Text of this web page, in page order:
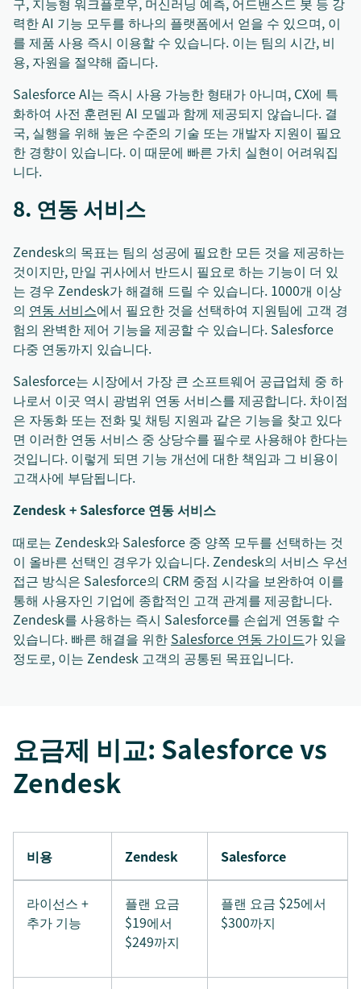
력한 AI 기능 모두를 하나의 플랫폼에서 얻을 수 있으며, 이
를 제품 사용 즉시 이용할 수 있습니다. 이는 팀의 시간, 비
용, 자원을 절약해 줍니다.
Salesforce AI는 즉시 사용 가능한 형태가 아니며, CX에 특
화하여 사전 훈련된 AI 모델과 함께 제공되지 않습니다. 결
국, 실행을 위해 높은 수준의 기술 또는 개발자 지원이 필요
한 경향이 있습니다. 이 때문에 빠른 가치 실현이 어려워집
니다.
8. 연동 서비스
Zendesk의 목표는 팀의 성공에 필요한 모든 것을 제공하는
것이지만, 만일 귀사에서 반드시 필요로 하는 기능이 더 있
는 경우 Zendesk가 해결해 드릴 수 있습니다. 1000개 이상
의 연동 서비스에서 필요한 것을 선택하여 지원팀에 고객 경
험의 완벽한 제어 기능을 제공할 수 있습니다. Salesforce
다중 연동까지 있습니다.
Salesforce는 시장에서 가장 큰 소프트웨어 공급업체 중 하
나로서 이곳 역시 광범위 연동 서비스를 제공합니다. 차이점
은 자동화 또는 전화 및 채팅 지원과 같은 기능을 찾고 있다
면 이러한 연동 서비스 중 상당수를 필수로 사용해야 한다는
것입니다. 이렇게 되면 기능 개선에 대한 책임과 그 비용이
고객사에 부담됩니다.
Zendesk + Salesforce 연동 서비스
때로는 Zendesk와 Salesforce 중 양쪽 모두를 선택하는 것
이 올바른 선택인 경우가 있습니다. Zendesk의 서비스 우선
접근 방식은 Salesforce의 CRM 중점 시각을 보완하여 이를
통해 사용자인 기업에 종합적인 고객 관계를 제공합니다.
Zendesk를 사용하는 즉시 Salesforce를 손쉽게 연동할 수
있습니다. 빠른 해결을 위한 Salesforce 연동 가이드가 있을
정도로, 이는 Zendesk 고객의 공통된 목표입니다.
요금제 비교: Salesforce vs
Zendesk
비용 Zendesk Salesforce
라이선스 +
추가 기능
플랜 요금
$19에서
$249까지
플랜 요금 $25에서
$300까지